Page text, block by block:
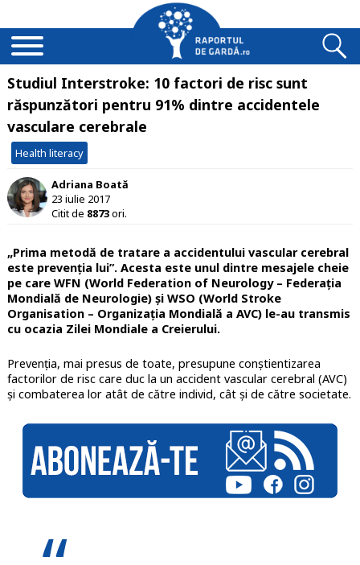
Studiul Interstroke: 10 factori de risc sunt
răspunzători pentru 91% dintre accidentele
vasculare cerebrale
Health literacy
Adriana Boată
23 iulie 2017
Citit de 8873ori.
„Prima metodă de tratare a accidentului vascular cerebral
este prevenția lui”. Acesta este unul dintre mesajele cheie
pe care WFN (World Federation of Neurology – Federația
Mondială de Neurologie) și WSO (World Stroke
Organisation – Organizația Mondială a AVC) le-au transmis
cu ocazia Zilei Mondiale a Creierului.
Prevenția, mai presus de toate, presupune conștientizarea
factorilor de risc care duc la un accident vascular cerebral (AVC)
și combaterea lor atât de către individ, cât și de către societate.